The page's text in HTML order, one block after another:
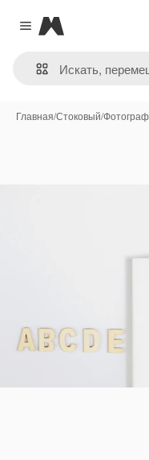
Close menu
Magnific
Главная/Стоковый/